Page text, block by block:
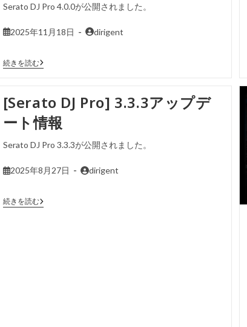
Serato DJ Pro 4.0.0が公開されました。
2025年11月18日 dirigent
続きを読む
[Serato DJ Pro] 3.3.3アップデ
ート情報
Serato DJ Pro 3.3.3が公開されました。
2025年8月27日 dirigent
続きを読む